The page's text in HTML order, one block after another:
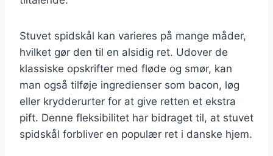
Stuvet spidskål kan varieres på mange måder,
hvilket gør den til en alsidig ret. Udover de
klassiske opskrifter med fløde og smør, kan
man også tilføje ingredienser som bacon, løg
eller krydderurter for at give retten et ekstra
pift. Denne fleksibilitet har bidraget til, at stuvet
spidskål forbliver en populær ret i danske hjem.